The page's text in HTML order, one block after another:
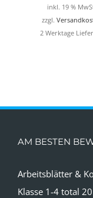
inkl. 19 %
zzgl.
2 Werktage
AM BESTEN
Arbeitsblätter &
Klasse 1-4 total